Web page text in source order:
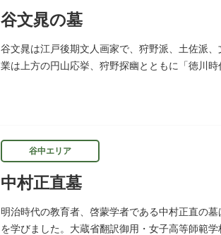
谷文晁の墓
谷文晁は江戸後期文人画家で、狩野派、土佐派
業は上方の円山応挙、狩野探幽とともに「徳川
谷中エリア
中村正直墓
明治時代の教育者、啓蒙学者である中村正直の
を学びました。大蔵省翻訳御用・女子高等師範